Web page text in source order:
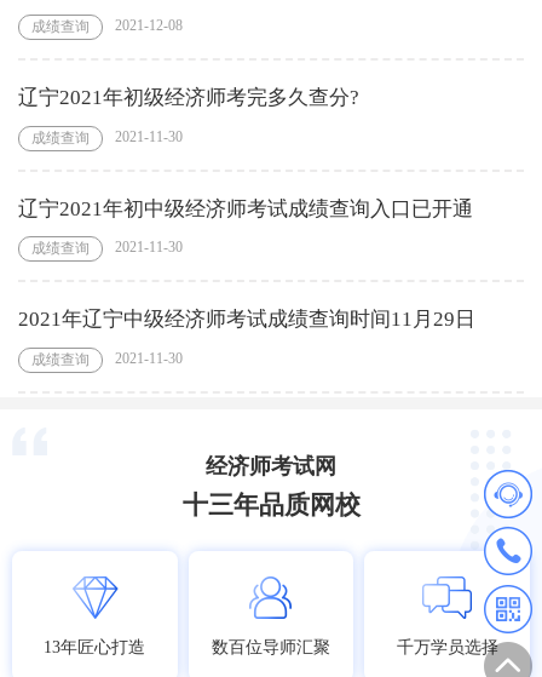
成绩查询 2021-12-08
辽宁2021年初级经济师考完多久查分?
成绩查询 2021-11-30
辽宁2021年初中级经济师考试成绩查询入口已开通
成绩查询 2021-11-30
2021年辽宁中级经济师考试成绩查询时间11月29日
成绩查询 2021-11-30
经济师考试网
十三年品质网校
13年匠心打造 数百位导师汇聚 千万学员选择